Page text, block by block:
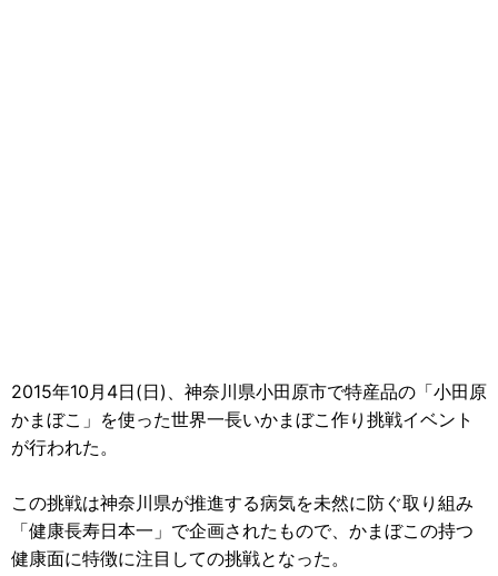
2015年10月4日(日)、神奈川県小田原市で特産品の「小田原
かまぼこ」を使った世界一長いかまぼこ作り挑戦イベント
が行われた。
この挑戦は神奈川県が推進する病気を未然に防ぐ取り組み
「健康長寿日本一」で企画されたもので、かまぼこの持つ
健康面に特徴に注目しての挑戦となった。